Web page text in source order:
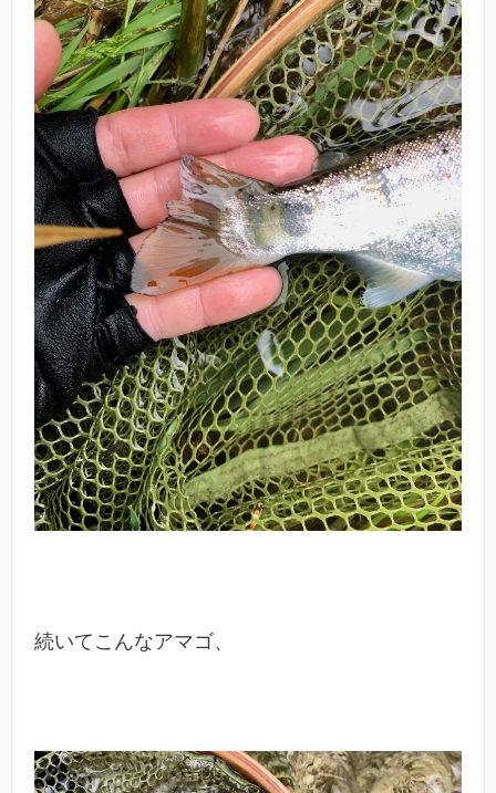
続いてこんなアマゴ、